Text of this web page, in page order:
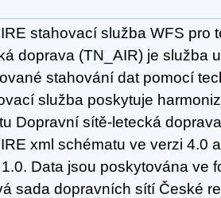
stahovací služba WFS pro
doprava (TN_AIR) je služba
stahování dat pomocí
služba poskytuje
Dopravní sítě-letecká
xml schématu ve verzi 4.0
Data jsou poskytována ve
sada dopravních sítí České